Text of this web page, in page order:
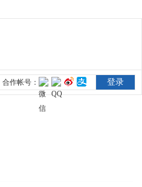
2020-05-10 02:12:33
《云游湖北》之黄冈龟峰
山（正式版）